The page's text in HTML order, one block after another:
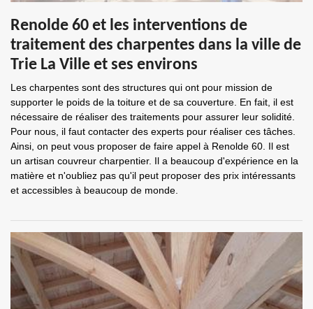
Renolde 60 et les interventions de
traitement des charpentes dans la ville de
Trie La Ville et ses environs
Les charpentes sont des structures qui ont pour mission de
supporter le poids de la toiture et de sa couverture. En fait, il est
nécessaire de réaliser des traitements pour assurer leur solidité.
Pour nous, il faut contacter des experts pour réaliser ces tâches.
Ainsi, on peut vous proposer de faire appel à Renolde 60. Il est
un artisan couvreur charpentier. Il a beaucoup d'expérience en la
matière et n'oubliez pas qu'il peut proposer des prix intéressants
et accessibles à beaucoup de monde.